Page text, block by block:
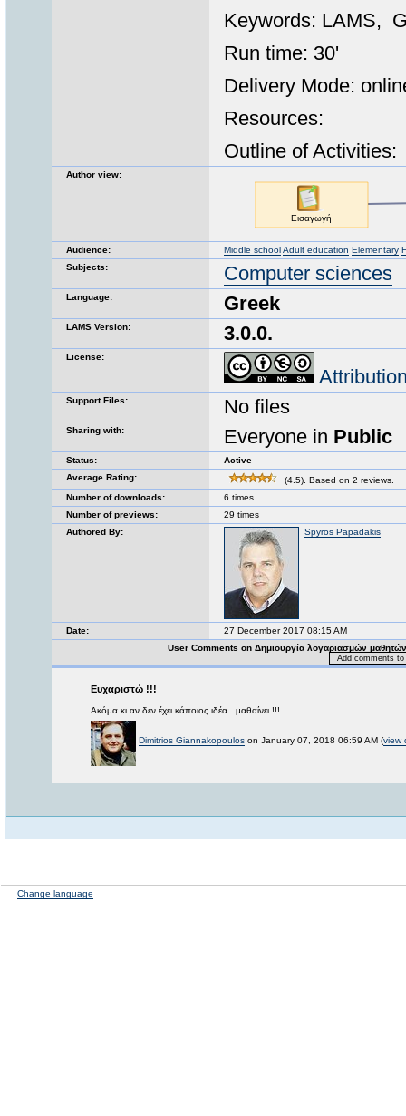
Keywords: LAMS,
Run time: 30'
Delivery Mode:
Resources:
Outline of Activities:
Author view:
Audience: Middle schoolAdult education Elementary
Subjects:
Computer sciences
Language: Greek
LAMS Version: 3.0.0.
License:
Support Files: No files
Sharing with: Everyone in Public
Status:
Active
Average Rating:
(4.5). Based on 2 reviews.
Number of downloads:
6 times
Number of previews:
29 times
Authored By:
Spyros Papadakis
Date:
27 December 2017 08:15 AM
User Comments on Δημιουργία λογαριασμών
Add comments to
Ευχαριστώ !!!
Ακόμα κι αν δεν έχει κάποιος ιδέα...μαθαίνει !!!
Dimitrios Giannakopoulos on January 07, 2018 06:59 AM (view
Change language